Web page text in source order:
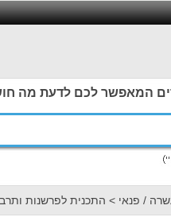
המאפשר לכם לדעת מה
/ פנאי > התכנית לפרשנות